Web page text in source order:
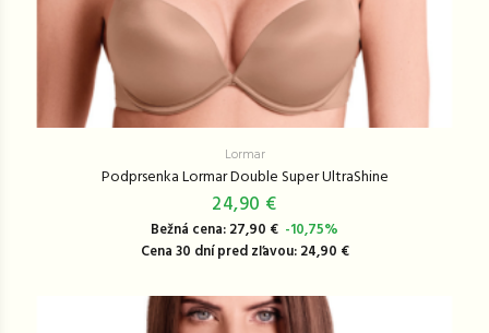
Lormar
Podprsenka Lormar Double Super UltraShine
24,90 €
Bežná cena: 27,90 € -10,75%
Cena 30 dní pred zľavou: 24,90 €